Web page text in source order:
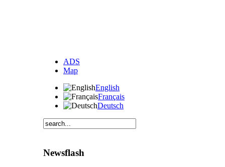
ADS
Map
English
Français
Deutsch
Newsflash